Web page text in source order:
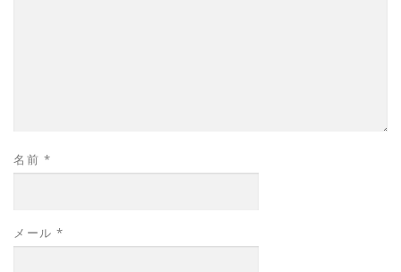
名前 *
メール *